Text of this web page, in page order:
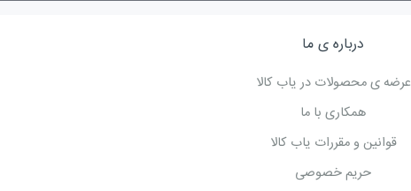
درباره ی ما
عرضه ی محصولات در یاب کالا
همکاری با ما
قوانین و مقررات یاب کالا
حریم خصوصی